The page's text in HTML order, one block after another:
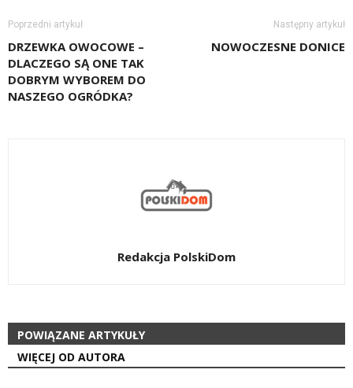
Poprzedni artykuł
DRZEWKA OWOCOWE –
DLACZEGO SĄ ONE TAK
DOBRYM WYBOREM DO
NASZEGO OGRÓDKA?
Następny artykuł
NOWOCZESNE DONICE
Redakcja PolskiDom
POWIĄZANE ARTYKUŁY
WIĘCEJ OD AUTORA